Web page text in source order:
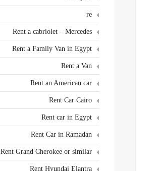
re
Rent a cabriolet – Mercedes
Rent a Family Van in Egypt
Rent a Van
Rent an American car
Rent Car Cairo
Rent car in Egypt
Rent Car in Ramadan
Rent Grand Cherokee or similar
Rent Hyundai Elantra